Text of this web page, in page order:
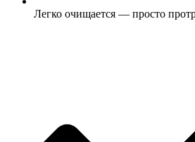
Легко очищается — просто